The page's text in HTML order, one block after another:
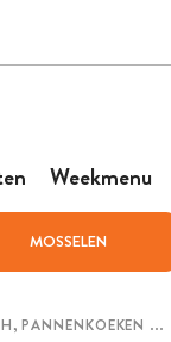
Weekmenu
MOSSELEN